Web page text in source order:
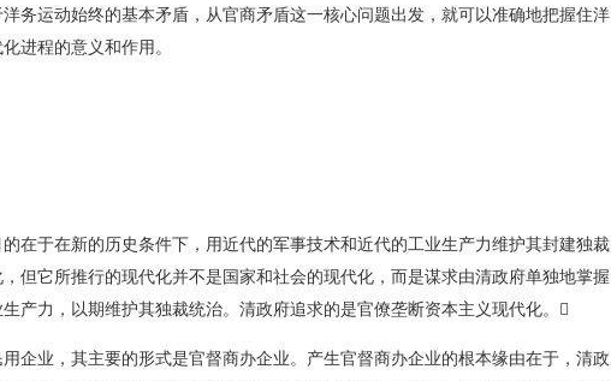
务运动始终的基本矛盾，从官商矛盾这一核心问题出发，就可以准确地把握住洋
进程的意义和作用。
在于在新的历史条件下，用近代的军事技术和近代的工业生产力维护其封建独裁
但它所推行的现代化并不是国家和社会的现代化，而是谋求由清政府单独地掌握
产力，以期维护其独裁统治。清政府追求的是官僚垄断资本主义现代化。
企业，其主要的形式是官督商办企业。产生官督商办企业的根本缘由在于，清政